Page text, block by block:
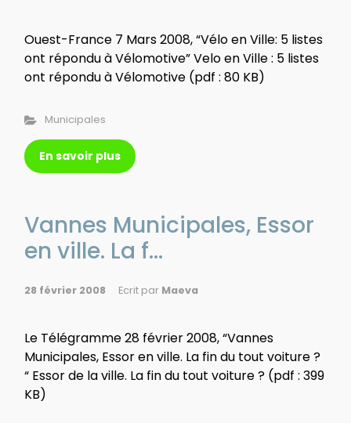
Ouest-France 7 Mars 2008, “Vélo en Ville: 5 listes
ont répondu à Vélomotive” Velo en Ville : 5 listes
ont répondu à Vélomotive (pdf : 80 KB)
Municipales
En savoir plus
Vannes Municipales, Essor
en ville. La f...
28 février 2008 Ecrit par Maeva
Le Télégramme 28 février 2008, “Vannes
Municipales, Essor en ville. La fin du tout voiture ?
“ Essor de la ville. La fin du tout voiture ? (pdf : 399
KB)